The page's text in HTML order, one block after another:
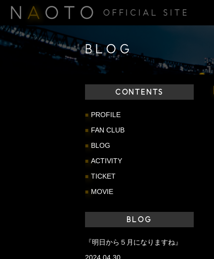
N A OTO OFFICIAL SITE
BLOG
CONTENTS
PROFILE
FAN CLUB
BLOG
ACTIVITY
TICKET
MOVIE
BLOG
『明日から５月になりますね』